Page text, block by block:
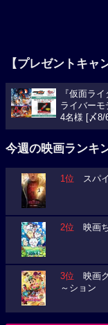
【プレゼントキャ
『仮面ラ
ライバーモ
4名様 [〆8/
今週の映画ランキ
1位 スパ
2位 映画
3位 映画
～ション